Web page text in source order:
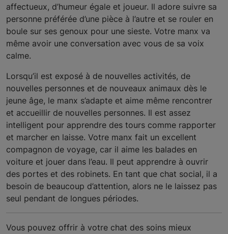
affectueux, d’humeur égale et joueur. Il adore suivre sa
personne préférée d’une pièce à l’autre et se rouler en
boule sur ses genoux pour une sieste. Votre manx va
même avoir une conversation avec vous de sa voix
calme.
Lorsqu’il est exposé à de nouvelles activités, de
nouvelles personnes et de nouveaux animaux dès le
jeune âge, le manx s’adapte et aime même rencontrer
et accueillir de nouvelles personnes. Il est assez
intelligent pour apprendre des tours comme rapporter
et marcher en laisse. Votre manx fait un excellent
compagnon de voyage, car il aime les balades en
voiture et jouer dans l’eau. Il peut apprendre à ouvrir
des portes et des robinets. En tant que chat social, il a
besoin de beaucoup d’attention, alors ne le laissez pas
seul pendant de longues périodes.
Vous pouvez offrir à votre chat des soins mieux